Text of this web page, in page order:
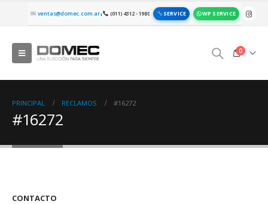
ventas@domec.com.ar| (011) 4312 - 1980 SERVICE WP SERVICE
0
PRINCIPAL RECLAMOS #16272
#16272
CONTACTO